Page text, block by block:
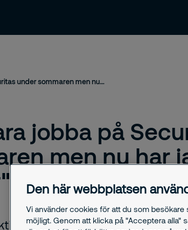
Nyheter och insikter
"Jag skulle bara jobba på Securitas under sommaren men nu har jag varit här i några år"
jobba på
men nu har
sommarjobb under tiden
Den här webbplatsen
Vi använder cookies för att du som besökare
möjligt. Genom att klicka på "Acceptera alla"